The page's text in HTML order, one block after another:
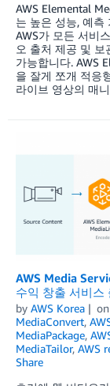
AWS Elemental
는 높은 성능, 예측
AWS가 모든 서비
오 출처 제공 및
가능합니다. AWS
을 잘게 쪼개 적응
라이브 영상의 매
AWS Media
수익 창출 서비스
by AWS Korea on
MediaConvert,
MediaPackage,
MediaTailor, AWS
Share